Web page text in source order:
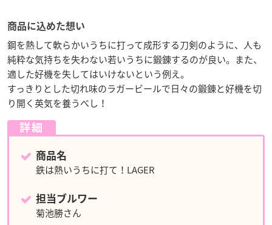
商品に込めた想い
鋼を熱して軟らかいうちに打って成形する刀剣のように、人も
純粋な気持ちを失わない若いうちに鍛錬するのが良い。また、
適した好機を失してはいけないという例え。
すっきりとした切れ味のラガービールで日々の鍛錬と好機を切
り開く英気を養うべし！
詳細
商品名
鉄は熱いうちに打て！LAGER
担当ブルワー
菊池勝さん